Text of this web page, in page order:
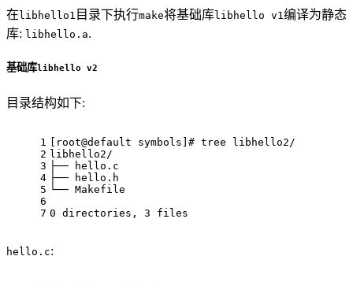
在 libhello1 目录下执行make将基础库libhello v1编译为静态
库: libhello.a.
基础库libhello v2
目录结构如下:
1
2
3
4
5
6
7
[root@default symbols] # tree libhello2/
libhello2/
├── hello.c
├── hello.h
└── Makefile
0 directories, 3 files
hello.c: